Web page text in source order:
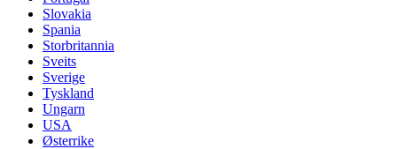
Slovakia
Spania
Storbritannia
Sveits
Sverige
Tyskland
Ungarn
USA
Østerrike